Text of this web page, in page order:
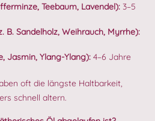
Teebaum, Lavendel): 3–5
B. Sandelholz, Weihrauch, Myrrhe):
Jasmin, Ylang-Ylang): 4–6 Jahre
oft die längste Haltbarkeit,
schnell altern.